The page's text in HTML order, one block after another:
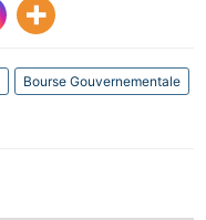
Bourse Gouvernementale